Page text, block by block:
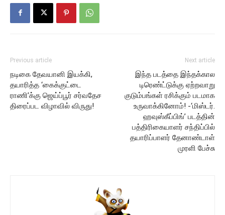
Previous article
நடிகை தேவயானி இயக்கி,
தயாரித்த ‘கைக்குட்டை
ராணி’க்கு ஜெய்ப்பூர் சர்வதேச
திரைப்பட விழாவில் விருது!
Next article
இந்த படத்தை இந்தக்கால
டிரெண்ட்டுக்கு ஏற்றவாறு
குடும்பங்கள் ரசிக்கும் படமாக
உருவாக்கினோம்! -‘மிஸ்டர்.
ஹவுஸ்கீப்பிங்’ படத்தின்
பத்திரிகையாளர் சந்திப்பில்
தயாரிப்பாளர் தேனாண்டாள்
முரளி பேச்சு